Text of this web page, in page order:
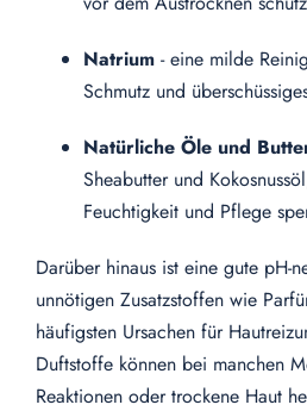
Natrium - eine milde
Schmutz und
Natürliche Öle und
Sheabutter und
Feuchtigkeit und Pflege
Darüber hinaus ist eine gute pH-
unnötigen Zusatzstoffen wie
häufigsten Ursachen für
Duftstoffe können bei manchen
Reaktionen oder trockene Haut